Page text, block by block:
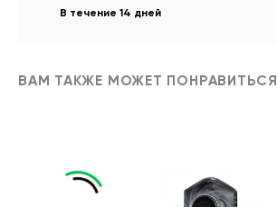
В течение 14 дней
ВАМ ТАКЖЕ МОЖЕТ ПОНРАВИТЬСЯ